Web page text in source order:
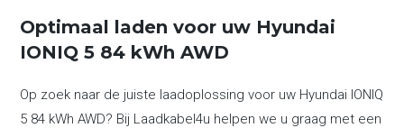
Optimaal laden voor uw Hyundai
IONIQ 5 84 kWh AWD
Op zoek naar de juiste laadoplossing voor uw Hyundai IONIQ
5 84 kWh AWD? Bij Laadkabel4u helpen we u graag met een